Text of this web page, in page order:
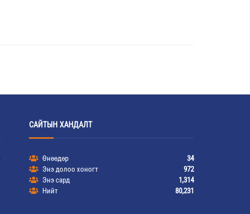
САЙТЫН ХАНДАЛТ
Өнөөдөр
34
Энэ долоо хоногт
972
Энэ сард
1,314
Нийт
80,231